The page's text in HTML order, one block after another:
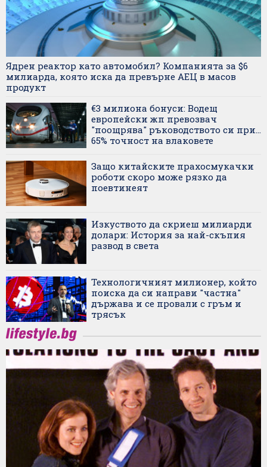
Ядрен реактор като автомобил? Компанията за $6
милиарда, която иска да превърне АЕЦ в масов
продукт
€3 милиона бонуси: Водещ
европейски жп превозвач
"поощрява" ръководството си при...
65% точност на влаковете
Защо китайските прахосмукачки
роботи скоро може рязко да
поевтинеят
Изкуството да скриеш милиарди
долари: История за най-скъпия
развод в света
Технологичният милионер, който
поиска да си направи "частна"
държава и се провали с гръм и
трясък